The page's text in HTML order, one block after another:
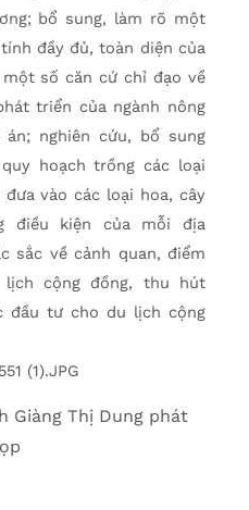
bổ sung, làm rõ một
đầy đủ, toàn diện của
số căn cứ chỉ đạo về
triển của ngành nông
nghiên cứu, bổ sung
hoạch trồng các loại
vào các loại hoa, cây
điều kiện của mỗi địa
sắc về cảnh quan, điểm
cộng đồng, thu hút
đầu tư cho du lịch cộng
Giàng Thị Dung phát